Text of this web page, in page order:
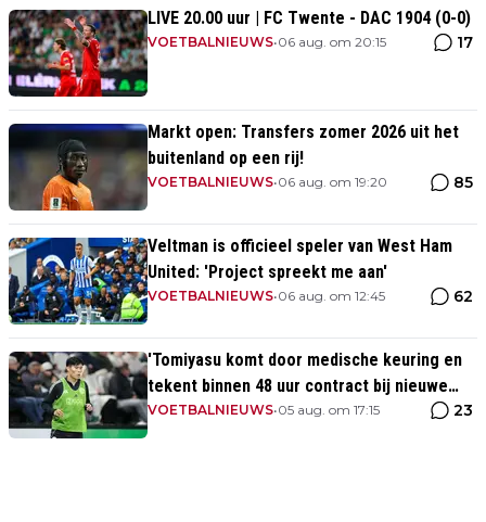
LIVE 20.00 uur | FC Twente - DAC 1904 (0-0)
VOETBALNIEUWS•06 aug. om 20:15 17
Markt open: Transfers zomer 2026 uit het
buitenland op een rij!
VOETBALNIEUWS•06 aug. om 19:20 85
Veltman is officieel speler van West Ham
United: 'Project spreekt me aan'
VOETBALNIEUWS•06 aug. om 12:45 62
'Tomiyasu komt door medische keuring en
tekent binnen 48 uur contract bij nieuwe
club'
VOETBALNIEUWS•05 aug. om 17:15 23